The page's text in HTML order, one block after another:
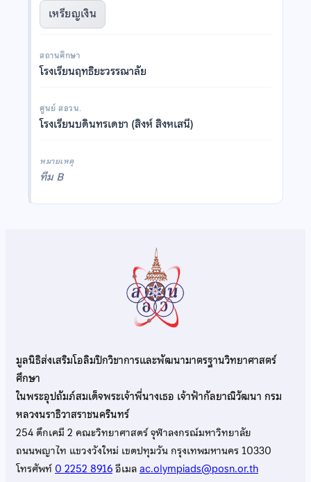
เหรียญเงิน
สถานศึกษา
โรงเรียนฤทธิยะวรรณาลัย
ศูนย์ สอวน.
โรงเรียนบดินทรเดชา (สิงห์ สิงหเสนี)
หมายเหตุ
ทีม B
มูลนิธิส่งเสริมโอลิมปิกวิชาการและพัฒนามาตรฐานวิทยาศาสตร์
ศึกษา
ในพระอุปถัมภ์สมเด็จพระเจ้าพี่นางเธอ เจ้าฟ้ากัลยาณิวัฒนา กรม
หลวงนราธิวาสราชนครินทร์
254 ตึกเคมี 2 คณะวิทยาศาสตร์ จุฬาลงกรณ์มหาวิทยาลัย
ถนนพญาไท แขวงวังใหม่ เขตปทุมวัน กรุงเทพมหานคร 10330
โทรศัพท์0 2252 8916อีเมลac.olympiads@posn.or.th